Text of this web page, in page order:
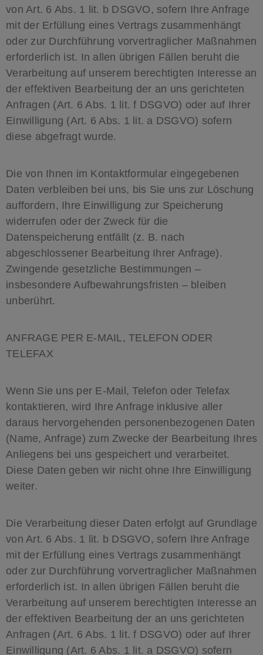
von Art. 6 Abs. 1 lit. b DSGVO, sofern Ihre Anfrage
mit der Erfüllung eines Vertrags zusammenhängt
oder zur Durchführung vorvertraglicher Maßnahmen
erforderlich ist. In allen übrigen Fällen beruht die
Verarbeitung auf unserem berechtigten Interesse an
der effektiven Bearbeitung der an uns gerichteten
Anfragen (Art. 6 Abs. 1 lit. f DSGVO) oder auf Ihrer
Einwilligung (Art. 6 Abs. 1 lit. a DSGVO) sofern
diese abgefragt wurde.
Die von Ihnen im Kontaktformular eingegebenen
Daten verbleiben bei uns, bis Sie uns zur Löschung
auffordern, Ihre Einwilligung zur Speicherung
widerrufen oder der Zweck für die
Datenspeicherung entfällt (z. B. nach
abgeschlossener Bearbeitung Ihrer Anfrage).
Zwingende gesetzliche Bestimmungen –
insbesondere Aufbewahrungsfristen – bleiben
unberührt.
ANFRAGE PER E-MAIL, TELEFON ODER
TELEFAX
Wenn Sie uns per E-Mail, Telefon oder Telefax
kontaktieren, wird Ihre Anfrage inklusive aller
daraus hervorgehenden personenbezogenen Daten
(Name, Anfrage) zum Zwecke der Bearbeitung Ihres
Anliegens bei uns gespeichert und verarbeitet.
Diese Daten geben wir nicht ohne Ihre Einwilligung
weiter.
Die Verarbeitung dieser Daten erfolgt auf Grundlage
von Art. 6 Abs. 1 lit. b DSGVO, sofern Ihre Anfrage
mit der Erfüllung eines Vertrags zusammenhängt
oder zur Durchführung vorvertraglicher Maßnahmen
erforderlich ist. In allen übrigen Fällen beruht die
Verarbeitung auf unserem berechtigten Interesse an
der effektiven Bearbeitung der an uns gerichteten
Anfragen (Art. 6 Abs. 1 lit. f DSGVO) oder auf Ihrer
Einwilligung (Art. 6 Abs. 1 lit. a DSGVO) sofern